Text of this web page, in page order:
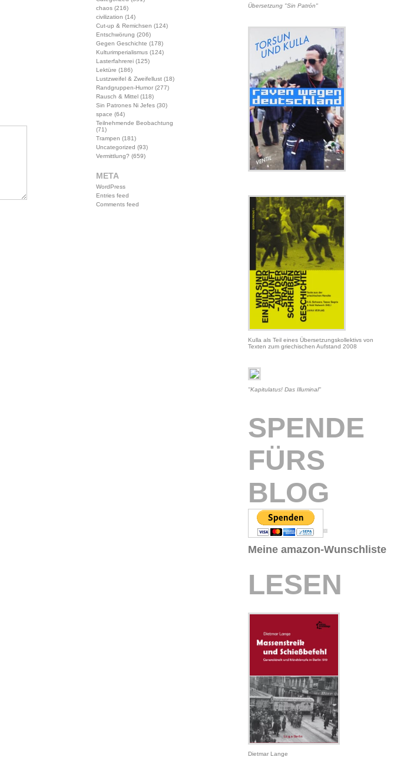
chaos(216)
civilization (14)
Cut-up & Remichsen (124)
Entschwörung (206)
Gegen Geschichte (178)
Kulturimperialismus(124)
Lasterfahrerei(125)
Lektüre (186)
Lustzweifel & Zweifellust(18)
Randgruppen-Humor(277)
Rausch & Mittel(118)
Sin Patrones Ni Jefes(30)
space (64)
Teilnehmende Beobachtung
(71)
Trampen (181)
Uncategorized (93)
Vermittlung? (659)
META
WordPress
Entries feed
Comments feed
Übersetzung "Sin Patrón"
Kulla als Teil eines Übersetzungskollektivs von
Texten zum griechischen Aufstand 2008
"Kapitulatus! Das Illuminal"
SPENDE
FÜRS
BLOG
Meine amazon-Wunschliste
LESEN
Dietmar Lange